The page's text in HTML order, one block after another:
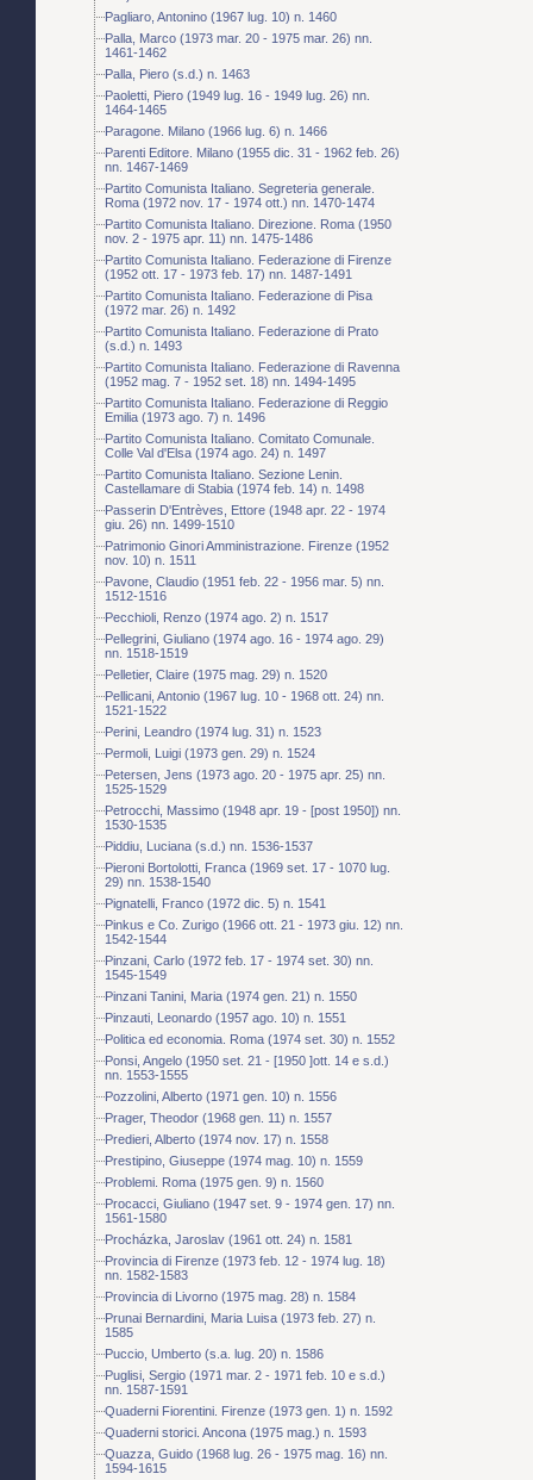
Pagliaro, Antonino (1967 lug. 10) n. 1460
Palla, Marco (1973 mar. 20 - 1975 mar. 26) nn.
1461-1462
Palla, Piero (s.d.) n. 1463
Paoletti, Piero (1949 lug. 16 - 1949 lug. 26) nn.
1464-1465
Paragone. Milano (1966 lug. 6) n. 1466
Parenti Editore. Milano (1955 dic. 31 - 1962 feb. 26)
nn. 1467-1469
Partito Comunista Italiano. Segreteria generale.
Roma (1972 nov. 17 - 1974 ott.) nn. 1470-1474
Partito Comunista Italiano. Direzione. Roma (1950
nov. 2 - 1975 apr. 11) nn. 1475-1486
Partito Comunista Italiano. Federazione di Firenze
(1952 ott. 17 - 1973 feb. 17) nn. 1487-1491
Partito Comunista Italiano. Federazione di Pisa
(1972 mar. 26) n. 1492
Partito Comunista Italiano. Federazione di Prato
(s.d.) n. 1493
Partito Comunista Italiano. Federazione di Ravenna
(1952 mag. 7 - 1952 set. 18) nn. 1494-1495
Partito Comunista Italiano. Federazione di Reggio
Emilia (1973 ago. 7) n. 1496
Partito Comunista Italiano. Comitato Comunale.
Colle Val d'Elsa (1974 ago. 24) n. 1497
Partito Comunista Italiano. Sezione Lenin.
Castellamare di Stabia (1974 feb. 14) n. 1498
Passerin D'Entrèves, Ettore (1948 apr. 22 - 1974
giu. 26) nn. 1499-1510
Patrimonio Ginori Amministrazione. Firenze (1952
nov. 10) n. 1511
Pavone, Claudio (1951 feb. 22 - 1956 mar. 5) nn.
1512-1516
Pecchioli, Renzo (1974 ago. 2) n. 1517
Pellegrini, Giuliano (1974 ago. 16 - 1974 ago. 29)
nn. 1518-1519
Pelletier, Claire (1975 mag. 29) n. 1520
Pellicani, Antonio (1967 lug. 10 - 1968 ott. 24) nn.
1521-1522
Perini, Leandro (1974 lug. 31) n. 1523
Permoli, Luigi (1973 gen. 29) n. 1524
Petersen, Jens (1973 ago. 20 - 1975 apr. 25) nn.
1525-1529
Petrocchi, Massimo (1948 apr. 19 - [post 1950]) nn.
1530-1535
Piddiu, Luciana (s.d.) nn. 1536-1537
Pieroni Bortolotti, Franca (1969 set. 17 - 1070 lug.
29) nn. 1538-1540
Pignatelli, Franco (1972 dic. 5) n. 1541
Pinkus e Co. Zurigo (1966 ott. 21 - 1973 giu. 12) nn.
1542-1544
Pinzani, Carlo (1972 feb. 17 - 1974 set. 30) nn.
1545-1549
Pinzani Tanini, Maria (1974 gen. 21) n. 1550
Pinzauti, Leonardo (1957 ago. 10) n. 1551
Politica ed economia. Roma (1974 set. 30) n. 1552
Ponsi, Angelo (1950 set. 21 - [1950 ]ott. 14 e s.d.)
nn. 1553-1555
Pozzolini, Alberto (1971 gen. 10) n. 1556
Prager, Theodor (1968 gen. 11) n. 1557
Predieri, Alberto (1974 nov. 17) n. 1558
Prestipino, Giuseppe (1974 mag. 10) n. 1559
Problemi. Roma (1975 gen. 9) n. 1560
Procacci, Giuliano (1947 set. 9 - 1974 gen. 17) nn.
1561-1580
Procházka, Jaroslav (1961 ott. 24) n. 1581
Provincia di Firenze (1973 feb. 12 - 1974 lug. 18)
nn. 1582-1583
Provincia di Livorno (1975 mag. 28) n. 1584
Prunai Bernardini, Maria Luisa (1973 feb. 27) n.
1585
Puccio, Umberto (s.a. lug. 20) n. 1586
Puglisi, Sergio (1971 mar. 2 - 1971 feb. 10 e s.d.)
nn. 1587-1591
Quaderni Fiorentini. Firenze (1973 gen. 1) n. 1592
Quaderni storici. Ancona (1975 mag.) n. 1593
Quazza, Guido (1968 lug. 26 - 1975 mag. 16) nn.
1594-1615